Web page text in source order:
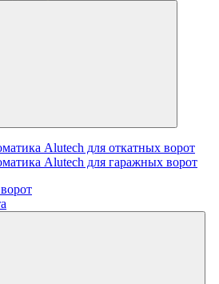
Alutech для откатных ворот
Alutech для гаражных ворот